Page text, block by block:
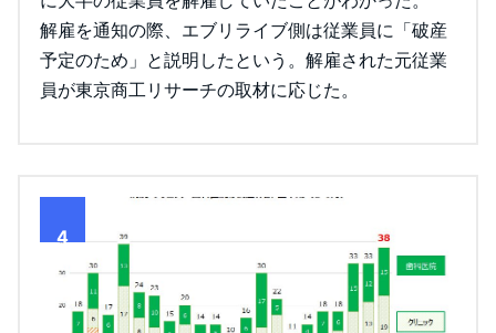
解雇を通知の際、エブリライブ側は従業員に「破産
予定のため」と説明したという。解雇された元従業
員が東京商工リサーチの取材に応じた。
4